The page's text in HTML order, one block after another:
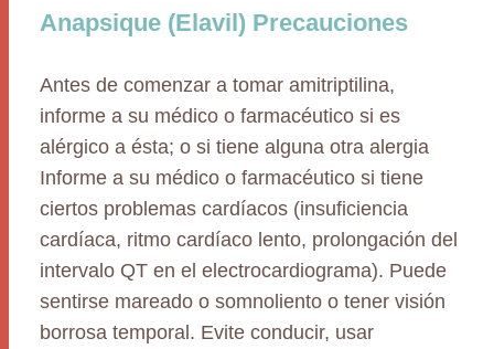
Anapsique (Elavil) Precauciones
Antes de comenzar a tomar amitriptilina,
informe a su médico o farmacéutico si es
alérgico a ésta; o si tiene alguna otra alergia
Informe a su médico o farmacéutico si tiene
ciertos problemas cardíacos (insuficiencia
cardíaca, ritmo cardíaco lento, prolongación del
intervalo QT en el electrocardiograma). Puede
sentirse mareado o somnoliento o tener visión
borrosa temporal. Evite conducir, usar